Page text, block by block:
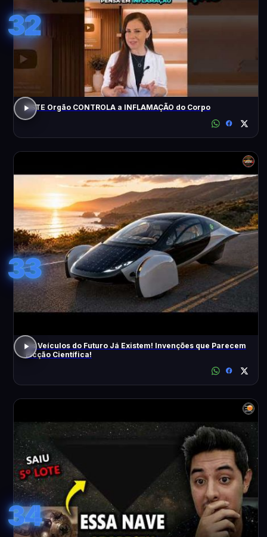
32
ESTE Orgão CONTROLA a INFLAMAÇÃO do Corpo
33
Os Veículos do Futuro Já Existem! Invenções que Parecem
Ficção Científica!
34